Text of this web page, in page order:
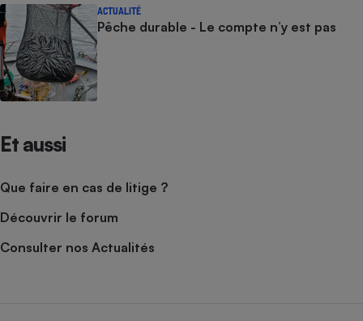
ACTUALITÉ
Pêche durable - Le compte n’y est pas
Et aussi
Que faire en cas de litige ?
Découvrir le forum
Consulter nos Actualités